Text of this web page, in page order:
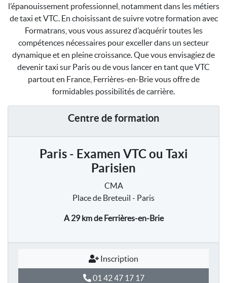
l’épanouissement professionnel, notamment dans les métiers
de taxi et VTC. En choisissant de suivre votre formation avec
Formatrans, vous vous assurez d’acquérir toutes les
compétences nécessaires pour exceller dans un secteur
dynamique et en pleine croissance. Que vous envisagiez de
devenir taxi sur Paris ou de vous lancer en tant que VTC
partout en France, Ferrières-en-Brie vous offre de
formidables possibilités de carrière.
Centre de formation
Paris - Examen VTC ou Taxi
Parisien
CMA
Place de Breteuil - Paris
A 29 kmde Ferrières-en-Brie
Inscription
01 42 47 17 17